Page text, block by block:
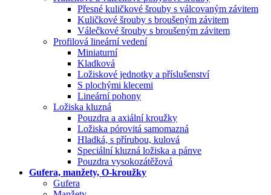
Přesné kuličkové šrouby s válcovaným závitem
Kuličkové šrouby s broušeným závitem
Válečkové šrouby s broušeným závitem
Profilová lineární vedení
Miniaturní
Kladková
Ložiskové jednotky a příslušenství
S plochými klecemi
Lineární pohony
Ložiska kluzná
Pouzdra a axiální kroužky
Ložiska pórovitá samomazná
Hladká, s přírubou, kulová
Speciální kluzná ložiska a pánve
Pouzdra vysokozátěžová
Gufera, manžety, O-kroužky
Gufera